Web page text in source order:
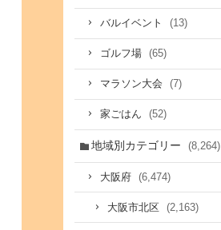
バルイベント (13)
ゴルフ場 (65)
マラソン大会 (7)
家ごはん (52)
地域別カテゴリー (8,264)
大阪府 (6,474)
大阪市北区 (2,163)